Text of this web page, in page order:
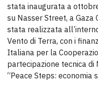
stata inaugurata a
su Nasser Street, a Gaza
stata realizzata
Vento di Terra, con i
Italiana per la
partecipazione tecnica di
“Peace Steps: economia